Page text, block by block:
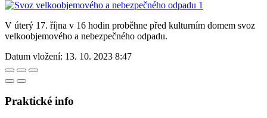
V úterý 17. října v 16 hodin proběhne před kulturním domem svoz
velkoobjemového a nebezpečného odpadu.
Datum vložení: 13. 10. 2023 8:47
Praktické info